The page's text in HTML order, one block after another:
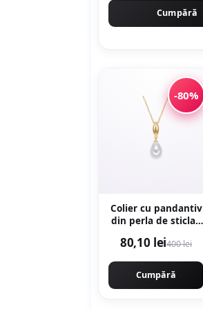
Cumpără
-80%
Colier cu pandantiv
din perla de sticla -
80,10 lei400 lei
Cumpără